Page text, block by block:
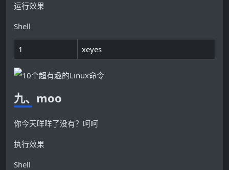
运行效果
Shell
1 xeyes
九、moo
你今天咩咩了没有？呵呵
执行效果
Shell